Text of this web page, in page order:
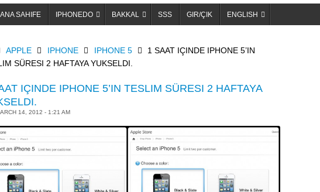
ANA SAHIFE IPHONEDO BAKKAL SSS GIR/ÇIK ENGLISH
APPLE IPHONE IPHONE 5
1 SAAT IÇINDE IPHONE 5’IN
SÜRESI 2 HAFTAYA YUKSELDI.
IÇINDE IPHONE 5’IN TESLIM SÜRESI 2 HAFTAYA
14, 2012 - 1:21 AM